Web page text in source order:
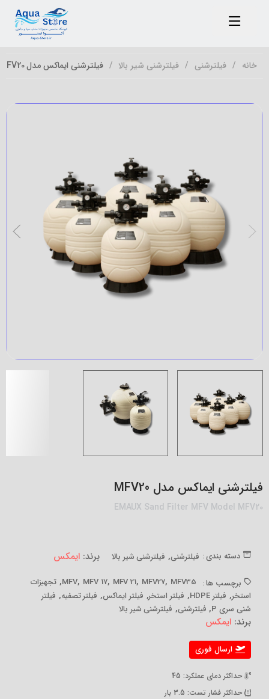
خانه فیلترشنی فیلترشنی شیر بالا فیلترشنی ایماکس مدل MFV20
فیلترشنی ایماکس مدل MFV20
EMAUX Sand Filter MFV Model MFV20
دسته بندی : فیلترشنی, فیلترشنی شیر بالا برند: ایمکس
برچسب ها : MFV, MFV 17, MFV 21, MFV27, MFV35
, تجهیزات
استخر, فیلتر HDPE , فیلتر استخر, فیلتر ایماکس, فیلتر تصفیه, فیلتر
شنی سری P
, فیلترشنی, فیلترشنی شیر بالا
برند: ایمکس
ارسال فوری
حداکثر دمای عملکرد: 45
حداکثر فشار تست: 3.5 بار